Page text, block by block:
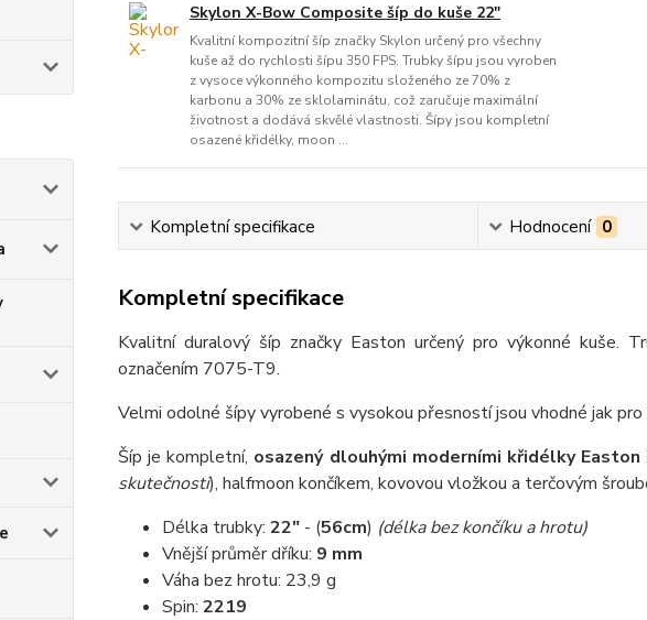
Skylon X-Bow Composite šíp do kuše 22"
Kvalitní kompozitní šíp značky Skylon určený pro všechny
kuše až do rychlosti šípu 350 FPS. Trubky šípu jsou vyroben
z vysoce výkonného kompozitu složeného ze 70% z
karbonu a 30% ze sklolaminátu, což zaručuje maximální
životnost a dodává skvělé vlastnosti. Šípy jsou kompletní
osazené křidélky, moon ...
Kompletní specifikace Hodnocení 0
Kompletní specifikace
Kvalitní duralový šíp značky Easton určený pro výkonné kuše.
označením 7075-T9.
Velmi odolné šípy vyrobené s vysokou přesností jsou vhodné jak
Šíp je kompletní, osazený dlouhými moderními křidélky Easton
skutečnosti), halfmoon končíkem, kovovou vložkou a terčovým
Délka trubky: 22"- (56cm) (délka bez končíku a hrotu)
Vnější průměr dříku: 9 mm
Váha bez hrotu: 23,9 g
Spin: 2219